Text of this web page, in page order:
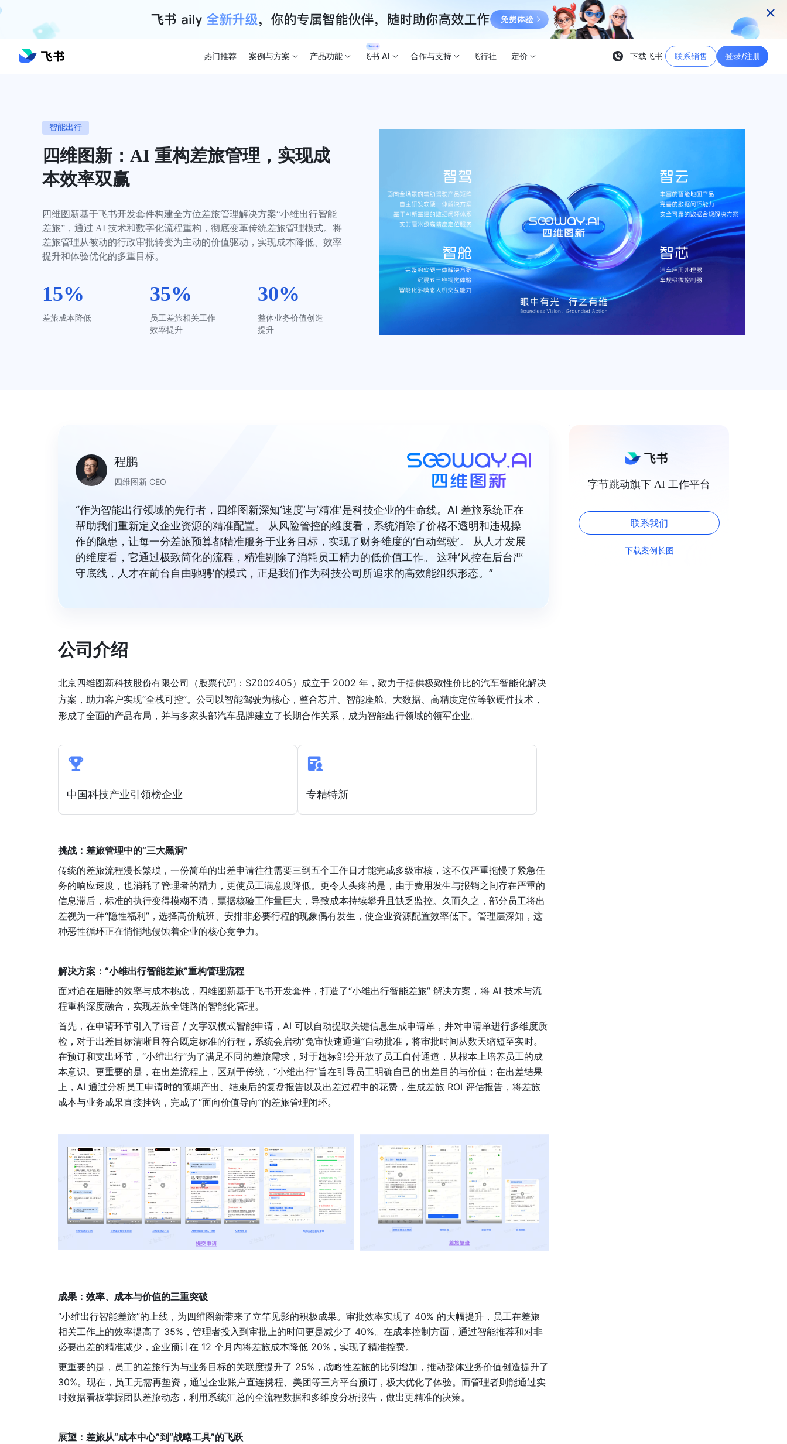
热门推荐 案例与方案 产品功能 飞书 AI 合作与支持 飞行社 定价 下载飞书 联系销售 登录/注册
智能出行
四维图新：AI 重构差旅管理，实现成
本效率双赢
四维图新基于飞书开发套件构建全方位差旅管理解决方案“小维出行智能
差旅”，通过 AI 技术和数字化流程重构，彻底变革传统差旅管理模式。将
差旅管理从被动的行政审批转变为主动的价值驱动，实现成本降低、效率
提升和体验优化的多重目标。
15%
差旅成本降低
35%
员工差旅相关工作
效率提升
30%
整体业务价值创造
提升
程鹏
四维图新 CEO
“作为智能出行领域的先行者，四维图新深知‘速度’与‘精准’是科技企业的生命线。AI 差旅系统正在
帮助我们重新定义企业资源的精准配置。 从风险管控的维度看，系统消除了价格不透明和违规操
作的隐患，让每一分差旅预算都精准服务于业务目标，实现了财务维度的‘自动驾驶’。 从人才发展
的维度看，它通过极致简化的流程，精准剔除了消耗员工精力的低价值工作。 这种‘风控在后台严
守底线，人才在前台自由驰骋’的模式，正是我们作为科技公司所追求的高效能组织形态。”
公司介绍
北京四维图新科技股份有限公司（股票代码：SZ002405）成立于 2002 年，致力于提供极致性价比的汽车智能化解决
方案，助力客户实现“全栈可控”。公司以智能驾驶为核心，整合芯片、智能座舱、大数据、高精度定位等软硬件技术，
形成了全面的产品布局，并与多家头部汽车品牌建立了长期合作关系，成为智能出行领域的领军企业。
中国科技产业引领榜企业 专精特新
挑战：差旅管理中的“三大黑洞”
传统的差旅流程漫长繁琐，一份简单的出差申请往往需要三到五个工作日才能完成多级审核，这不仅严重拖慢了紧急任
务的响应速度，也消耗了管理者的精力，更使员工满意度降低。更令人头疼的是，由于费用发生与报销之间存在严重的
信息滞后，标准的执行变得模糊不清，票据核验工作量巨大，导致成本持续攀升且缺乏监控。久而久之，部分员工将出
差视为一种“隐性福利”，选择高价航班、安排非必要行程的现象偶有发生，使企业资源配置效率低下。管理层深知，这
种恶性循环正在悄悄地侵蚀着企业的核心竞争力。
解决方案：“小维出行智能差旅”重构管理流程
面对迫在眉睫的效率与成本挑战，四维图新基于飞书开发套件，打造了“小维出行智能差旅” 解决方案，将 AI 技术与流
程重构深度融合，实现差旅全链路的智能化管理。
首先，在申请环节引入了语音 / 文字双模式智能申请，AI 可以自动提取关键信息生成申请单，并对申请单进行多维度质
检，对于出差目标清晰且符合既定标准的行程，系统会启动“免审快速通道”自动批准，将审批时间从数天缩短至实时。
在预订和支出环节，“小维出行”为了满足不同的差旅需求，对于超标部分开放了员工自付通道，从根本上培养员工的成
本意识。更重要的是，在出差流程上，区别于传统，“小维出行”旨在引导员工明确自己的出差目的与价值；在出差结果
上，AI 通过分析员工申请时的预期产出、结束后的复盘报告以及出差过程中的花费，生成差旅 ROI 评估报告，将差旅
成本与业务成果直接挂钩，完成了“面向价值导向”的差旅管理闭环。
成果：效率、成本与价值的三重突破
“小维出行智能差旅”的上线，为四维图新带来了立竿见影的积极成果。审批效率实现了 40% 的大幅提升，员工在差旅
相关工作上的效率提高了 35%，管理者投入到审批上的时间更是减少了 40%。在成本控制方面，通过智能推荐和对非
必要出差的精准减少，企业预计在 12 个月内将差旅成本降低 20%，实现了精准控费。
更重要的是，员工的差旅行为与业务目标的关联度提升了 25%，战略性差旅的比例增加，推动整体业务价值创造提升了
30%。现在，员工无需再垫资，通过企业账户直连携程、美团等三方平台预订，极大优化了体验。而管理者则能通过实
时数据看板掌握团队差旅动态，利用系统汇总的全流程数据和多维度分析报告，做出更精准的决策。
展望：差旅从“成本中心”到“战略工具”的飞跃
字节跳动旗下 AI 工作平台
联系我们
下载案例长图